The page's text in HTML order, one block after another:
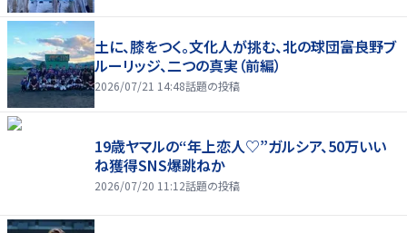
土に、膝をつく。文化人が挑む、北の球団――富良野ブ
ルーリッジ、二つの真実（前編）
2026/07/21 14:48話題の投稿
19歳ヤマルの“年上恋人♡”ガルシア、50万いい
ね獲得SNS爆跳ねか
2026/07/20 11:12話題の投稿